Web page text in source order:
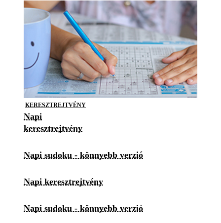
KERESZTREJTVÉNY
Napi
keresztrejtvény
Napi sudoku - könnyebb verzió
Napi keresztrejtvény
Napi sudoku - könnyebb verzió